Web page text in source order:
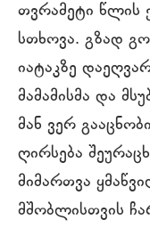
თვრამეტი წლის
სთხოვა. გზად
იატაკზე
მამამისმა და
მან ვერ
ღირსება
მიმართვა
მშობლისთვის